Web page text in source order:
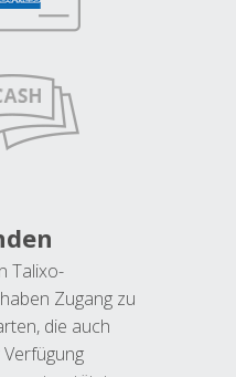
Talixo-
Zugang zu
die auch